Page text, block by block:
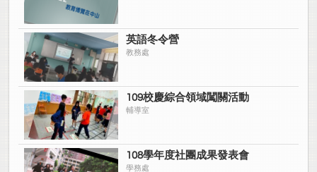
英語冬令營
教務處
109校慶綜合領域闖關活動
輔導室
108學年度社團成果發表會
學務處